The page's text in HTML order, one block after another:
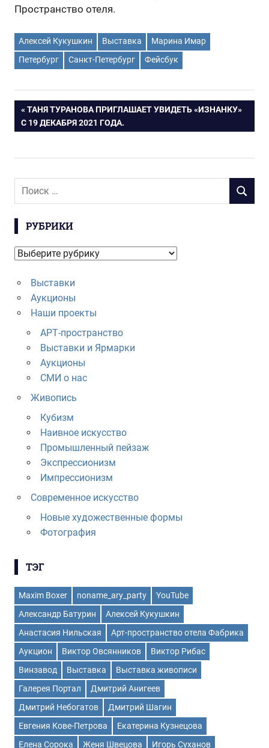
Пространство отеля.
Алексей Кукушкин Выставка
Марина Имар
Петербург
Санкт-Петербург Фейсбук
Навигация
ПРЕДЫДУЩАЯ
ЗАПИСЬ:
ТАНЯ ТУРАНОВА ПРИГЛАШАЕТ УВИДЕТЬ «ИЗНАНКУ»
С 19 ДЕКАБРЯ 2021 ГОДА.
Поиск
ПОИСК
РУБРИКИ
Рубрики
Выставки
Аукционы
Наши проекты
АРТ-пространство
Выставки и Ярмарки
Аукционы
СМИ о нас
Живопись
Кубизм
Наивное искусство
Промышленный пейзаж
Экспрессионизм
Импрессионизм
Современное искусство
Новые художественные формы
Фотография
ТЭГ
Maxim Boxer noname_ary_party
YouTube
Александр Батурин
Алексей Кукушкин
Анастасия Нильская
Арт-пространство отела Фабрика
Аукцион
Виктор Овсянников
Виктор Рибас
Винзавод
Выставка
Выставка живописи
Галерея Портал
Дмитрий Анигеев
Дмитрий Небогатов
Дмитрий Шагин
Евгения Кове-Петрова
Екатерина Кузнецова
Елена Сорока
Женя Швецова Игорь Суханов